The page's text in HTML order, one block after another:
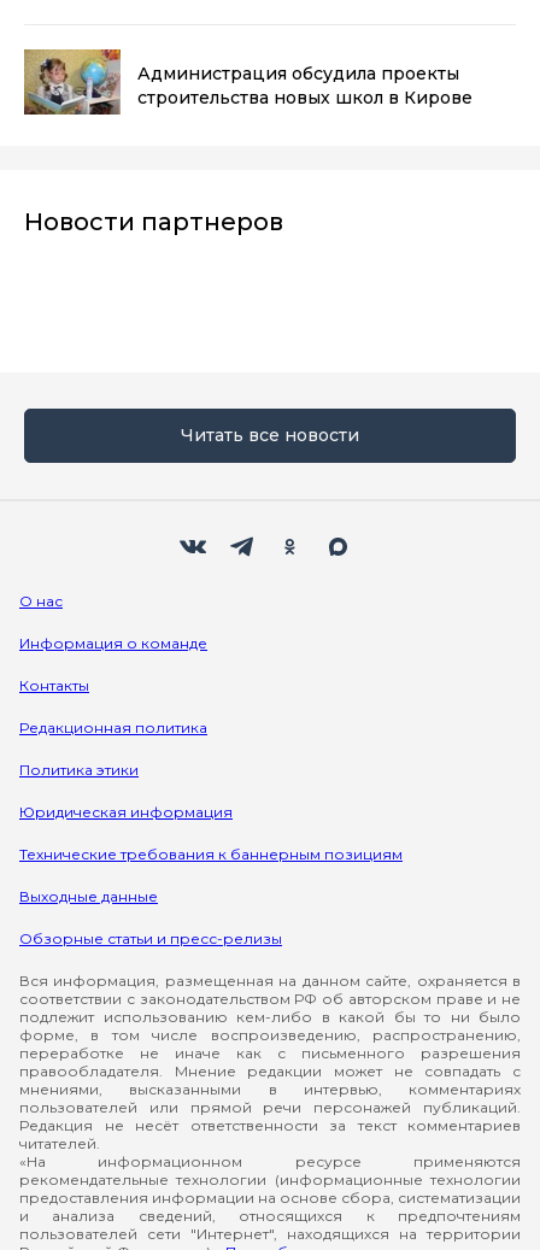
Администрация обсудила проекты
строительства новых школ в Кирове
Новости партнеров
Читать все новости
О нас
Информация о команде
Контакты
Редакционная политика
Политика этики
Юридическая информация
Технические требования к баннерным позициям
Выходные данные
Обзорные статьи и пресс-релизы
Вся информация, размещенная на данном сайте, охраняется в
соответствии с законодательством РФ об авторском праве и не
подлежит использованию кем-либо в какой бы то ни было
форме, в том числе воспроизведению, распространению,
переработке не иначе как с письменного разрешения
правообладателя. Мнение редакции может не совпадать с
мнениями, высказанными в интервью, комментариях
пользователей или прямой речи персонажей публикаций.
Редакция не несёт ответственности за текст комментариев
читателей.
«На информационном ресурсе применяются
рекомендательные технологии (информационные технологии
предоставления информации на основе сбора, систематизации
и анализа сведений, относящихся к предпочтениям
пользователей сети "Интернет", находящихся на территории